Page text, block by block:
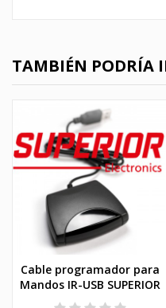
TAMBIÉN PODRÍA
Cable programador para
Mandos IR-USB SUPERIOR